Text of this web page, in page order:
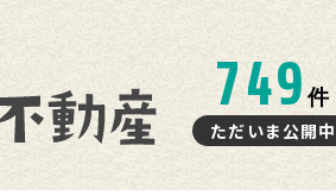
749件
ただいま公開中